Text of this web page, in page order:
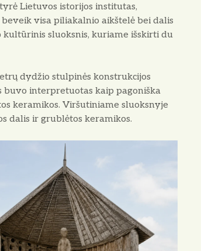
Lietuvos istorijos institutas,
visa piliakalnio aikštelė bei dalis
sluoksnis, kuriame išskirti du
dydžio stulpinės konstrukcijos
buvo interpretuotas kaip pagoniška
keramikos. Viršutiniame sluoksnyje
dalis ir grublėtos keramikos.